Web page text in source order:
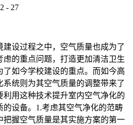
- 27
建设过程之中，空气质量也成为了
虑的重点问题，打造更加清洁卫生
了如今学校建设的重点。而如今高
系统则为其空气质量的调整带来了
利用这种技术提升室内空气净化的
的设备。1.考虑其空气净化的范畴
把握空气质量是其实施方案的第一